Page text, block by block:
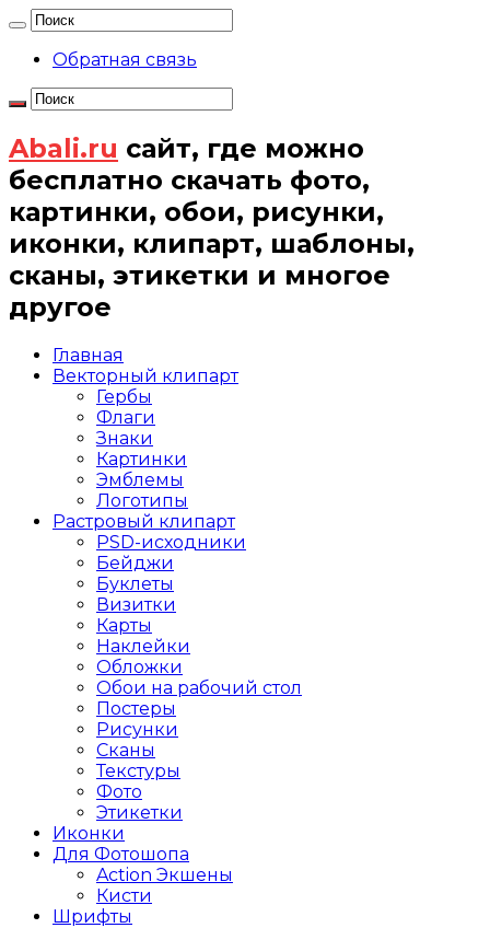
Обратная связь
Abali.ru сайт, где можно
бесплатно скачать фото,
картинки, обои, рисунки,
иконки, клипарт, шаблоны,
сканы, этикетки и многое
другое
Главная
Векторный клипарт
Гербы
Флаги
Знаки
Картинки
Эмблемы
Логотипы
Растровый клипарт
PSD-исходники
Бейджи
Буклеты
Визитки
Карты
Наклейки
Обложки
Обои на рабочий стол
Постеры
Рисунки
Сканы
Текстуры
Фото
Этикетки
Иконки
Для Фотошопа
Action Экшены
Кисти
Шрифты